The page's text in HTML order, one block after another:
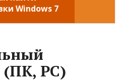
Windows 7
PC)